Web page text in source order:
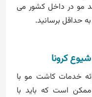
مو در داخل کشور می
به حداقل برسانید.
کرونا
خدمات کاشت مو با
است که باید با